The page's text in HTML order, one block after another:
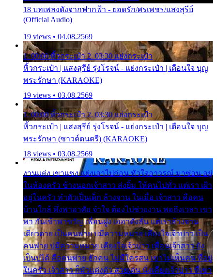
18 บทเพลงดังจากฟากฟ้า - ยอดรัก/ศรเพชร/แสงสุรีย์
(Official Audio)
19 views • 04.08.2569
1. 00:00 หิ้วกระเป๋า 2. 03:30 แย่งกระเป๋า
หิ้วกระเป๋า | แสงสุรีย์ รุ่งโรจน์ - แย่งกระเป๋า | เตือนใจ บุญ
พระรักษา (KARAOKE)
19 views • 03.08.2569
1. 00:00 หิ้วกระเป๋า 2. 03:30 แย่งกระเป๋า
หิ้วกระเป๋า | แสงสุรีย์ รุ่งโรจน์ - แย่งกระเป๋า | เตือนใจ บุญ
พระรักษา (ซาวด์ดนตรี) (KARAOKE)
18 views • 03.08.2569
งานแต่ง เขาแซง แย่งเอาไปก่อน หัวใจอาวรณ์ มาซ่อน อยู่
ในห้องครัว ข้างนอกเจ้าสาว ส่งยิ้ม ให้คนไปทั่ว แต่เรา เฝ้า
อยู่ในครัว ทำตัวเป็นเด็ก ล้างจาน ในเมื่อ เจ้าสาว คือคน
บ้านใกล้ พึ่งพาอาศัย จำใจ ต้องไปช่วยงาน พอถึงเวลา เขา
พา กันเข้าพาขวัญ เพื่อนฝูง เฮฮาดังลั่น แต่เราล้างจาน
เดียวดาย เป็นคนพ่าย บ่มีความหมาย เคียงใจเจ้าบ่าว เป็น
คนพ่าย บ่มีความหมาย เคียงใจเจ้าบ่าว เพื่อนเจ้าสาว ยัง
เป็นบ่ได้ คือคนพ่าย ฮักคน ไม่มีใครสน เขาไม่เห็นคน ที่อยู่
ในครัว เจ้าสาว ก็มัวแต่งตัว สวยเด่น นั่งเคียงเจ้าบ่าว ที่เขา